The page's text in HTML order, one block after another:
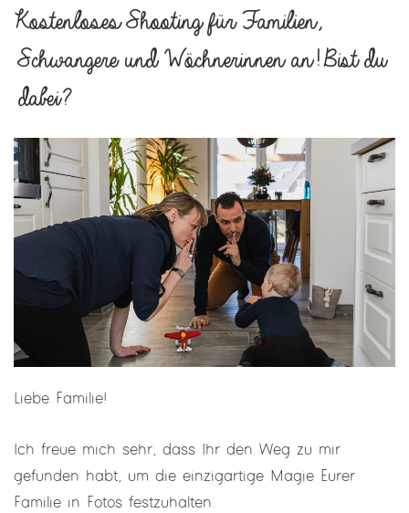
AM
Kostenloses Shooting für Familien,
Schwangere und Wöchnerinnen an! Bist du
dabei?
Liebe Familie!
Ich freue mich sehr, dass Ihr den Weg zu mir
gefunden habt, um die einzigartige Magie Eurer
Familie in Fotos festzuhalten.